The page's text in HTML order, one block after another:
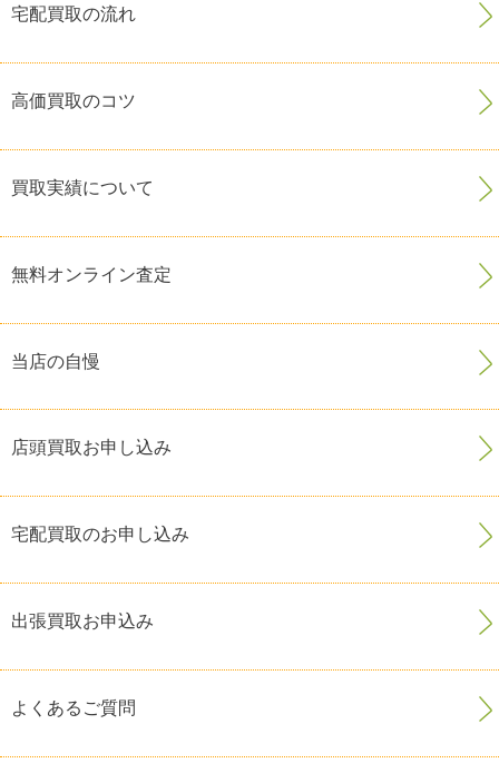
宅配買取の流れ
高価買取のコツ
買取実績について
無料オンライン査定
当店の自慢
店頭買取お申し込み
宅配買取のお申し込み
出張買取お申込み
よくあるご質問